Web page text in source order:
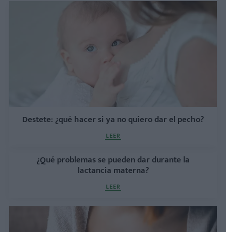
Destete: ¿qué hacer si ya no quiero dar el pecho?
LEER
¿Qué problemas se pueden dar durante la
lactancia materna?
LEER